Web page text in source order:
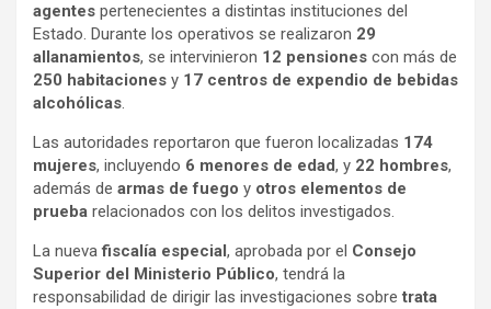
agentes pertenecientes a distintas instituciones del
Estado. Durante los operativos se realizaron 29
allanamientos, se intervinieron 12 pensiones con más de
250 habitaciones y 17 centros de expendio de bebidas
alcohólicas.
Las autoridades reportaron que fueron localizadas 174
mujeres, incluyendo 6 menores de edad, y 22 hombres,
además de armas de fuego y otros elementos de
prueba relacionados con los delitos investigados.
La nuevafiscalía especial, aprobada por el Consejo
Superior del Ministerio Público, tendrá la
responsabilidad de dirigir las investigaciones sobretrata